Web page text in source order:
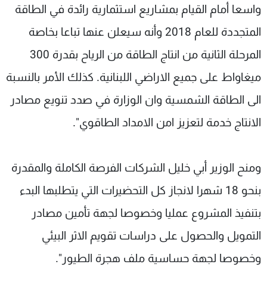
واسعا أمام القيام بمشاريع استثمارية رائدة في الطاقة
المتجددة للعام 2018 وأنه سيعلن عنها تباعا بخاصة
المرحلة الثانية من انتاج الطاقة من الرياح بقدرة 300
ميغاواط على جميع الاراضي اللبنانية. كذلك الأمر بالنسبة
الى الطاقة الشمسية وان الوزارة في صدد تنويع مصادر
الانتاج خدمة لتعزيز امن الامداد الطاقوي".
ومنح الوزير أبي خليل الشركات الفرصة الكاملة والمقدرة
بنحو 18 شهرا لانجاز كل التحضيرات التي يتطلبها البدء
بتنفيذ المشروع عمليا وخصوصا لجهة تأمين مصادر
التمويل والحصول على دراسات تقويم الاثر البيئي
وخصوصا لجهة حساسية ملف هجرة الطيور".